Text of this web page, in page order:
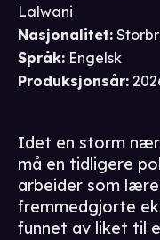
Lalwani
Nasjonalitet:
Språk: Engelsk
Produksjonsår:
Idet en storm
må en tidligere
arbeider som
fremmedgjorte
funnet av liket til